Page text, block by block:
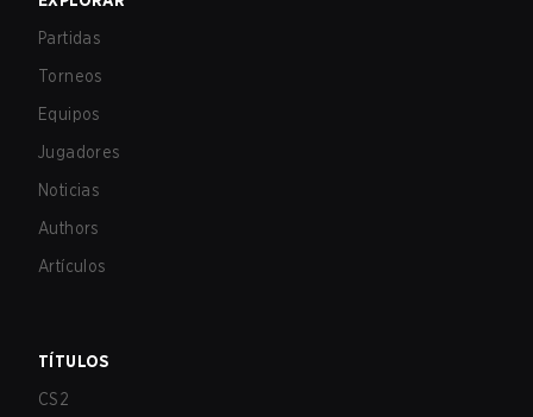
Partidas
Torneos
Equipos
Jugadores
Noticias
Authors
Artículos
TÍTULOS
CS2